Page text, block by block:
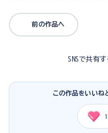
前の作品へ
SNSで共有す
この作品をいいね